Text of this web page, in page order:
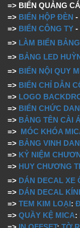
=> BIỂN QUẢNG
=> BIỂN HỘP ĐÈN -
=> BIỂN CÔNG TY -
=> LÀM BIỂN
=> BẢNG LED
=> BIỂN NỘI QUY
=> BIỂN CHỈ DẪN
=> LOGO
=> BIỂN CHỨC
=> BẢNG TÊN CÀI
=> MÓC KHÓA
=> BẢNG VINH
=> KỶ NIỆM
=> HUY CHƯƠNG
=> DÁN DECAL XE
=> DÁN DECAL
=> TEM KIM LOẠI:
=> QUẦY KỆ MICA: